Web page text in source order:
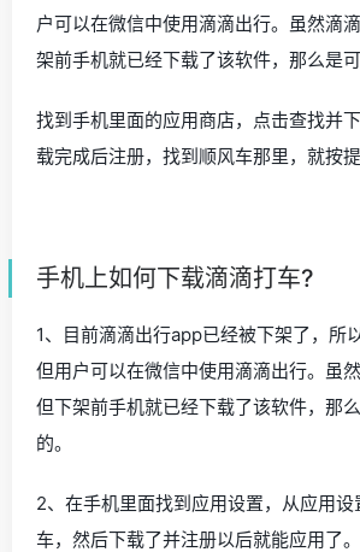
户可以在微信中使用滴滴出行。虽然滴
架前手机就已经下载了该软件，那么是可
找到手机里面的应用商店，点击查找并
载完成后注册，找到顺风车那里，就按提
手机上如何下载滴滴打车?
1、目前滴滴出行app已经被下架了，所
但用户可以在微信中使用滴滴出行。虽然
但下架前手机就已经下载了该软件，那
的。
2、在手机里面找到应用设置，从应用
车，然后下载了并注册以后就能应用了。